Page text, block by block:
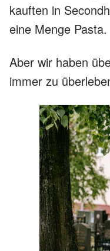
kauften in
eine Menge Pasta.
Aber wir haben
immer zu